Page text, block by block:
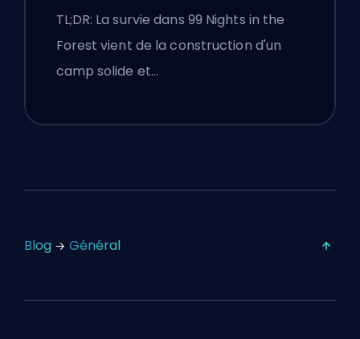
TL;DR: La survie dans 99 Nights in the
Forest vient de la construction d'un
camp solide et…
Blog Général